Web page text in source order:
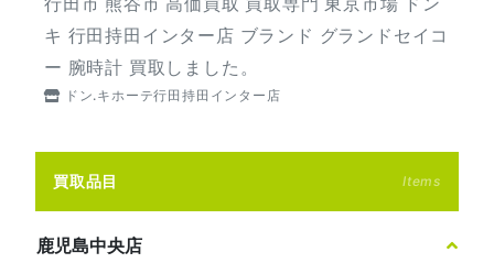
キ 行田持田インター店 ブランド グランドセイコ
ー 腕時計 買取しました。
ドン.キホーテ行田持田インター店
買取品目 Items
鹿児島中央店